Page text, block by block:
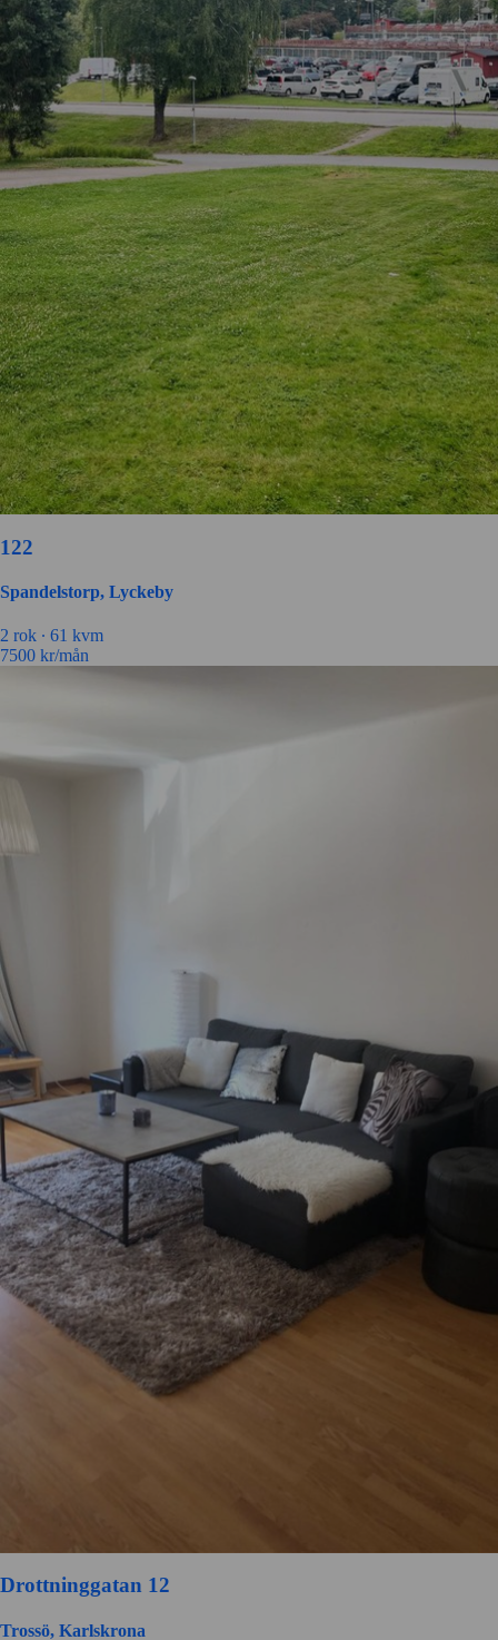
122
Spandelstorp, Lyckeby
2 rok ∙ 61 kvm
7500 kr/mån
Drottninggatan 12
Trossö, Karlskrona